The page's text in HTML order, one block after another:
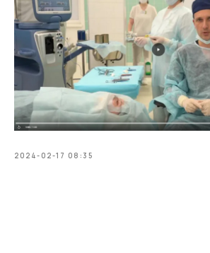
2024-02-17 08:35